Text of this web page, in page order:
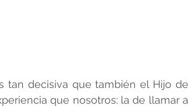
tan decisiva que también el Hijo de
que nosotros: la de llamar a